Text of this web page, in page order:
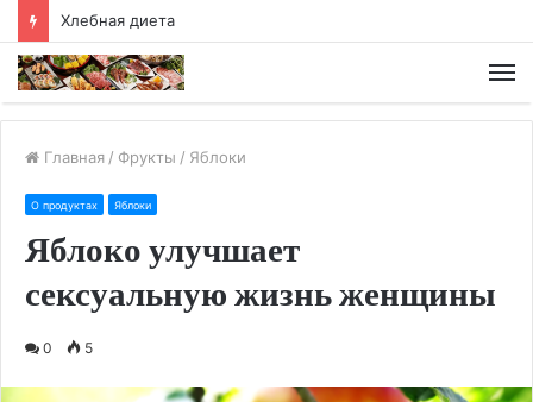
Хлебная диета
Главная / Фрукты / Яблоки
О продуктах Яблоки
Яблоко улучшает
сексуальную жизнь женщины
0 5